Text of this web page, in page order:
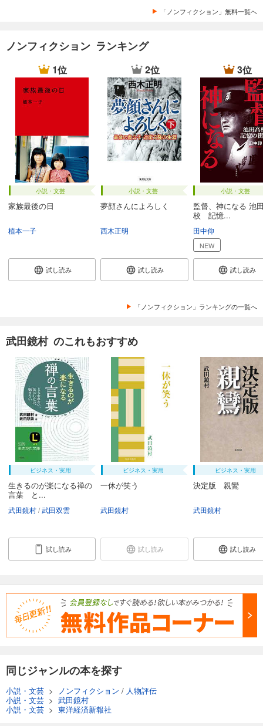
「ノンフィクション」無料一覧へ
ノンフィクション ランキング
1位
小説・文芸
家族最後の日
植本一子
試し読み
2位
小説・文芸
夢顔さんによろしく
西木正明
試し読み
3位
小説・文芸
監督、神になる 池
校 記憶...
田中仰
NEW
試し読み
「ノンフィクション」ランキングの一覧へ
武田鏡村 のこれもおすすめ
ビジネス・実用
生きるのが楽になる禅の
言葉 と...
武田鏡村 武田双雲
試し読み
ビジネス・実用
一休が笑う
武田鏡村
試し読み
ビジネス・実用
決定版 親鸞
武田鏡村
試し読み
同じジャンルの本を探す
小説・文芸 > ノンフィクション / 人物評伝
小説・文芸 > 武田鏡村
小説・文芸 > 東洋経済新報社